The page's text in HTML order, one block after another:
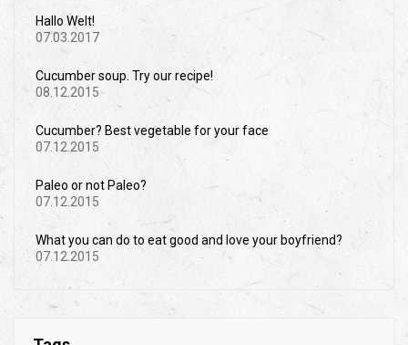
Hallo Welt!
07.03.2017
Cucumber soup. Try our recipe!
08.12.2015
Cucumber? Best vegetable for your face
07.12.2015
Paleo or not Paleo?
07.12.2015
What you can do to eat good and love your boyfriend?
07.12.2015